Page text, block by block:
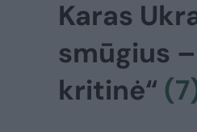
Karas
smūgius
kritinė“